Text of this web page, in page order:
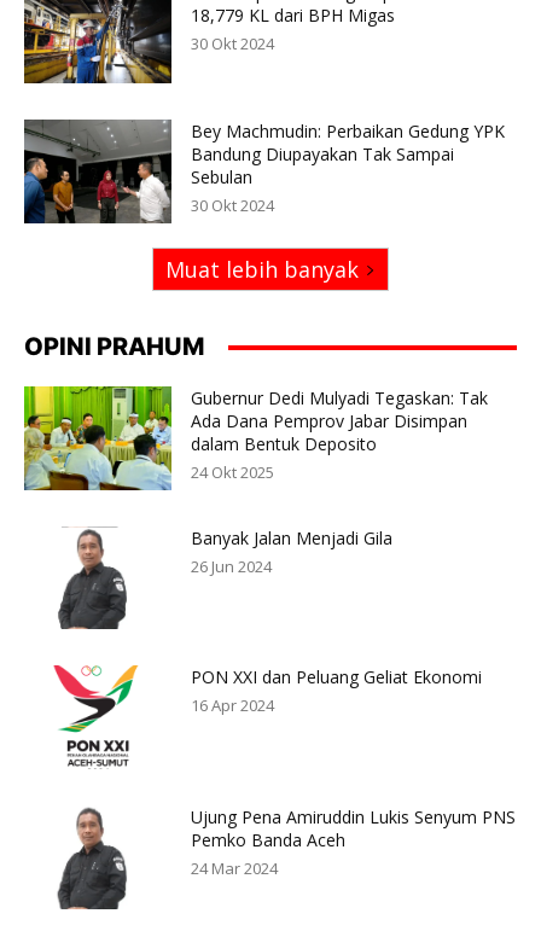
18,779 KL dari BPH Migas
30 Okt 2024
Bey Machmudin: Perbaikan Gedung YPK
Bandung Diupayakan Tak Sampai
Sebulan
30 Okt 2024
Muat lebih banyak
OPINI PRAHUM
Gubernur Dedi Mulyadi Tegaskan: Tak
Ada Dana Pemprov Jabar Disimpan
dalam Bentuk Deposito
24 Okt 2025
Banyak Jalan Menjadi Gila
26 Jun 2024
PON XXI dan Peluang Geliat Ekonomi
16 Apr 2024
Ujung Pena Amiruddin Lukis Senyum PNS
Pemko Banda Aceh
24 Mar 2024